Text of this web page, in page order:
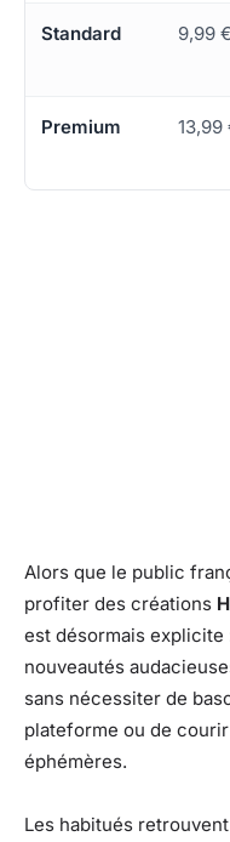
Standard 9,99 €
Premium 13,99
Alors que le public
profiter des créations
est désormais explicite
nouveautés
sans nécessiter de
plateforme ou de
éphémères.
Les habitués